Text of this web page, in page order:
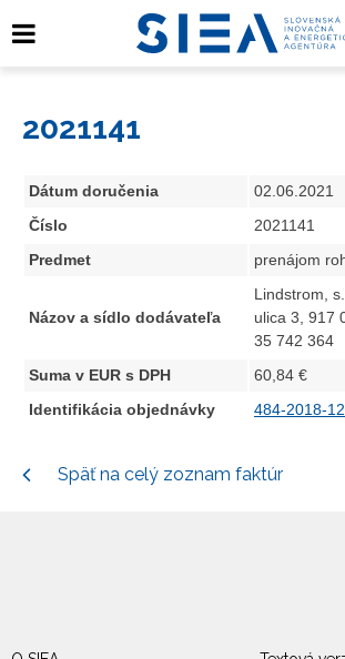
2021141
Dátum doručenia
02.06.2021
Číslo
2021141
Predmet
prenájom
Názov a sídlo dodávateľa
Lindstrom,
ulica 3, 917
35 742 364
Suma v EUR s DPH
60,84 €
Identifikácia objednávky
484-2018-
Späť na celý zoznam faktúr